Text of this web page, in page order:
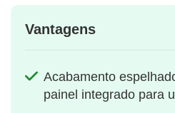
Vantagens
Acabamento
painel integrado para